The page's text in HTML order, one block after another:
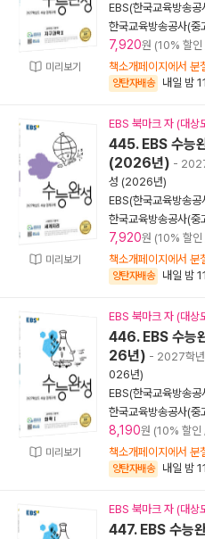
미리보기
EBS(한국교육방송공
한국교육방송공사(중
7,920원 (10% 할
책소개페이지에서 분
양탄자배송 내일 밤
미리보기
EBS 북마크 자 (대상
445. EBS 수능
(2026년) -
성 (2026년)
EBS(한국교육방송공
한국교육방송공사(중
7,920원 (10% 할
책소개페이지에서 분
양탄자배송 내일 밤
미리보기
EBS 북마크 자 (대상
446. EBS 수능
26년) - 2027학년
026년)
EBS(한국교육방송공
한국교육방송공사(중
8,190원 (10% 할
책소개페이지에서 분
양탄자배송 내일 밤
EBS 북마크 자 (대상
447. EBS 수능